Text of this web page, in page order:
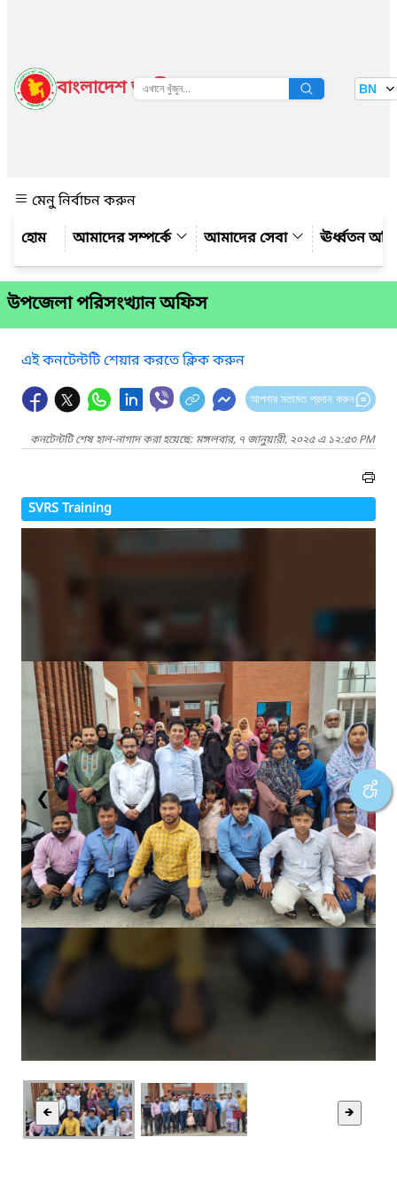
বাংলাদেশ জাতীয় তথ্য বাতায়ন BN
মেনু নির্বাচন করুন
আমাদের সম্পর্কে
আমাদের সেবা ঊর্ধ্বতন
উপজেলা পরিসংখ্যান অফিস
এই কনটেন্টটি শেয়ার করতে ক্লিক করুন
আপনার মতামত প্রদান করুন
কনটেন্টটি শেষ হাল-নাগাদ করা হয়েছে: মঙ্গলবার, ৭ জানুয়ারী, ২০২৫ এ ১২:৫৩ PM
SVRS Training
❮ ❯
🡸 🡺